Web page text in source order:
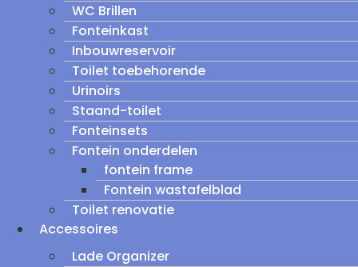
WC Brillen
Fonteinkast
Inbouwreservoir
Toilet toebehorende
Urinoirs
Staand-toilet
Fonteinsets
Fontein onderdelen
fontein frame
Fontein wastafelblad
Toilet renovatie
Accessoires
Lade Organizer